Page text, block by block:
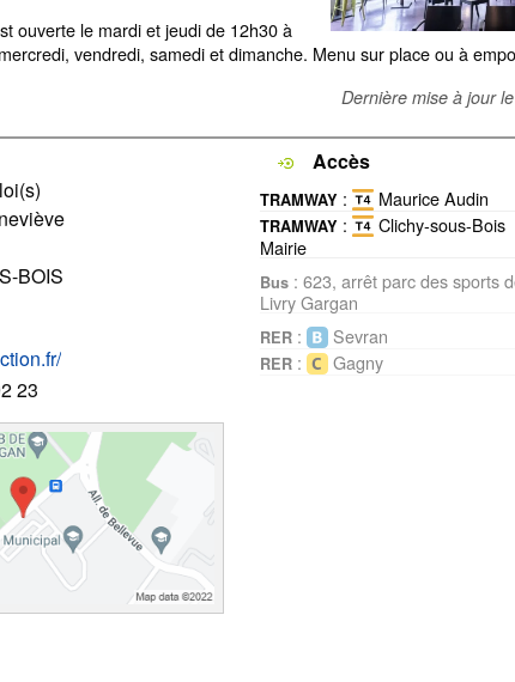
ouverte le mardi et jeudi de 12h30 à
vendredi, samedi et dimanche. Menu sur place ou à
Dernière mise à jour le
BOIS
23
Accès
TRAMWAY : Maurice Audin
TRAMWAY :
Clichy-sous-Bois
Mairie
Bus : 623, arrêt parc des sports
Livry Gargan
RER : Sevran
RER : Gagny